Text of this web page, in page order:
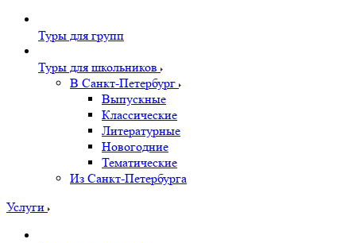
Туры для групп
Туры для школьников
В Санкт-Петербург
Выпускные
Классические
Литературные
Новогодние
Тематические
Из Санкт-Петербурга
Услуги